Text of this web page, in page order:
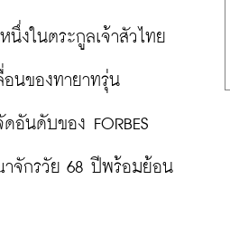
งในตระกูลเจ้าสัวไทย
อนของทายาทรุ่น
อันดับของ FORBES
จักรวัย 68 ปีพร้อมย้อน